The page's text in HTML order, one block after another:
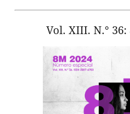
Vol. XIII. N.° 36: